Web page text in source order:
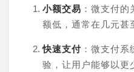
小额交易 ：微支付
额低，通常在几元甚
快速支付 ：微支付
验，让用户能够以更